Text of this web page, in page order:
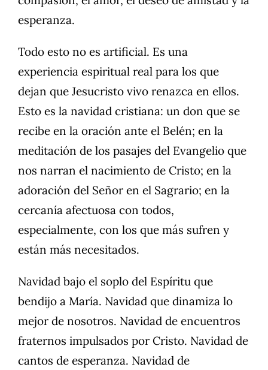
esperanza.
Todo esto no es artificial. Es una
experiencia espiritual real para los que
dejan que Jesucristo vivo renazca en ellos.
Esto es la navidad cristiana: un don que se
recibe en la oración ante el Belén; en la
meditación de los pasajes del Evangelio que
nos narran el nacimiento de Cristo; en la
adoración del Señor en el Sagrario; en la
cercanía afectuosa con todos,
especialmente, con los que más sufren y
están más necesitados.
Navidad bajo el soplo del Espíritu que
bendijo a María. Navidad que dinamiza lo
mejor de nosotros. Navidad de encuentros
fraternos impulsados por Cristo. Navidad de
cantos de esperanza. Navidad de